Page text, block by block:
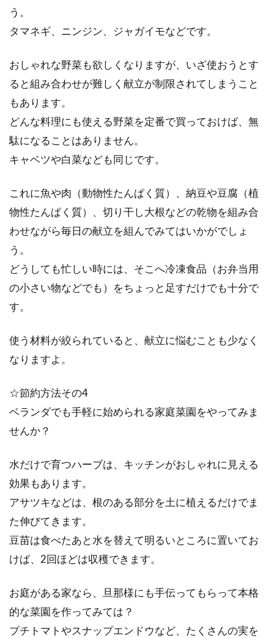
きになってしまいます。そのため、手作り味噌
ら麹のような変な臭いが！
「せっかく作った甘酒なのに変な臭いがす
う。
タマネギ、ニンジン、ジャガイモなどです。
おしゃれな野菜も欲しくなりますが、いざ使おうとす
ると組み合わせが難しく献立が制限されてしまうこと
もあります。
どんな料理にも使える野菜を定番で買っておけば、無
駄になることはありません。
キャベツや白菜なども同じです。
これに魚や肉（動物性たんぱく質）、納豆や豆腐（植
物性たんぱく質）、切り干し大根などの乾物を組み合
わせながら毎日の献立を組んでみてはいかがでしょ
う。
どうしても忙しい時には、そこへ冷凍食品（お弁当用
の小さい物などでも）をちょっと足すだけでも十分で
す。
使う材料が絞られていると、献立に悩むことも少なく
なりますよ。
☆節約方法その4
ベランダでも手軽に始められる家庭菜園をやってみま
せんか？
水だけで育つハーブは、キッチンがおしゃれに見える
効果もあります。
アサツキなどは、根のある部分を土に植えるだけでま
た伸びてきます。
豆苗は食べたあと水を替えて明るいところに置いてお
けば、2回ほどは収穫できます。
お庭がある家なら、旦那様にも手伝ってもらって本格
的な菜園を作ってみては？
プチトマトやスナップエンドウなど、たくさんの実を